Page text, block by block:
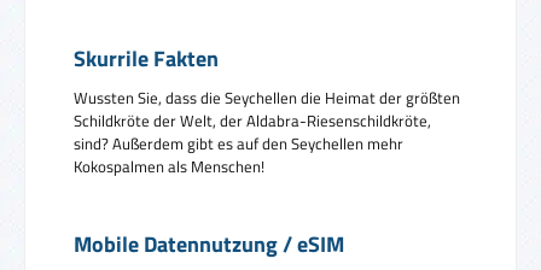
Skurrile Fakten
Wussten Sie, dass die Seychellen die Heimat der größten
Schildkröte der Welt, der Aldabra-Riesenschildkröte,
sind? Außerdem gibt es auf den Seychellen mehr
Kokospalmen als Menschen!
Mobile Datennutzung / eSIM